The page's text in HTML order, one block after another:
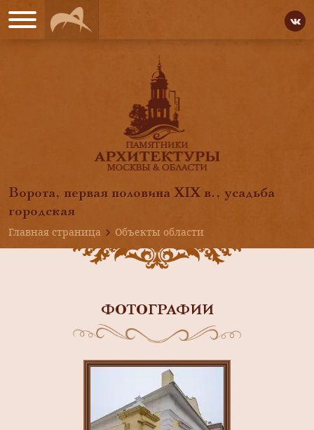
Ворота, первая половина XIX в., усадьба
городская
Главная страница
Объекты области
ФОТОГРАФИИ